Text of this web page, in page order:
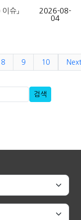
슈」
2026-08-
04
8 9 10 Next
검색